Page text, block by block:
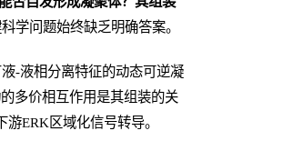
学问题始终缺乏明确答案。
-液相分离特征的动态可逆凝
多价相互作用是其组装的关
ERK区域化信号转导。